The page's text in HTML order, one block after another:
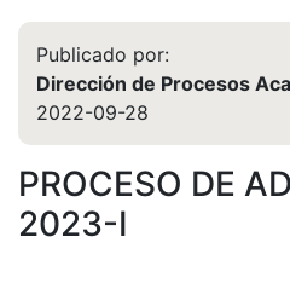
Publicado por:
Dirección de Procesos
2022-09-28
PROCESO DE
2023-I